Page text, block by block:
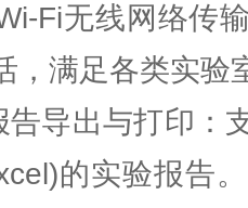
Fi无线网络传
，满足各类实验
出与打印：
的实验报告